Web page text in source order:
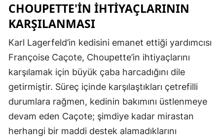
CHOUPETTE'IN İHTIYAÇLARININ
KARŞILANMASI
Karl Lagerfeld’in kedisini emanet ettiği yardımcısı
Françoise Caçote, Choupette’in ihtiyaçlarını
karşılamak için büyük çaba harcadığını dile
getirmiştir. Süreç içinde karşılaştıkları çetrefilli
durumlara rağmen, kedinin bakımını üstlenmeye
devam eden Caçote; şimdiye kadar mirastan
herhangi bir maddi destek alamadıklarını